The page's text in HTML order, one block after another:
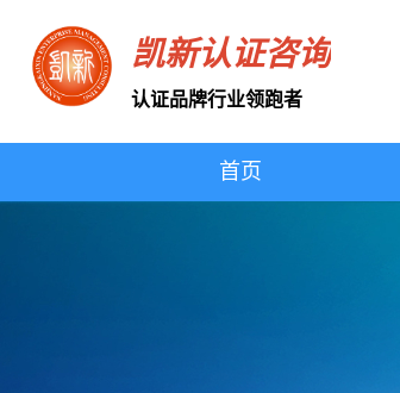
凯新认证咨询
认证品牌行业领跑者
首页